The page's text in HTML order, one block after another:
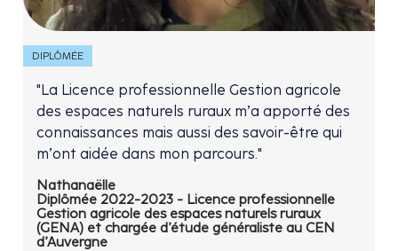
DIPLÔMÉE
"La Licence professionnelle Gestion agricole
des espaces naturels ruraux m’a apporté des
connaissances mais aussi des savoir-être qui
m’ont aidée dans mon parcours."
Nathanaëlle
Diplômée 2022-2023 - Licence professionnelle
Gestion agricole des espaces naturels ruraux
(GENA) et chargée d’étude généraliste au CEN
d’Auvergne